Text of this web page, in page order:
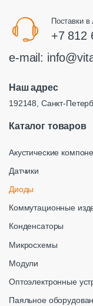
Поставки
+7 812
e-mail:
Наш адрес
192148, Санкт-
Каталог товаров
Акустические
Датчики
Диоды
Коммутационные
Конденсаторы
Микросхемы
Модули
Оптоэлектронные
Паяльное